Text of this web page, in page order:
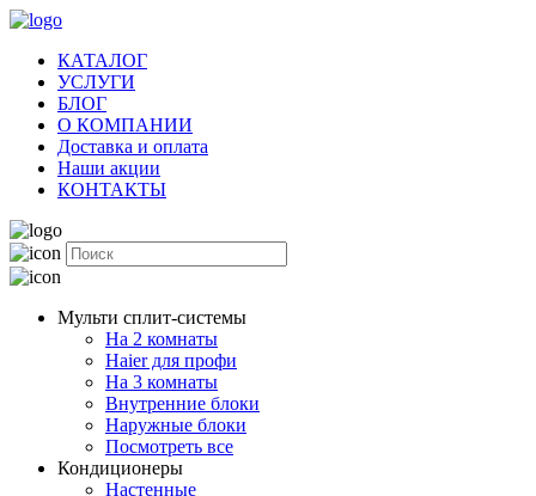
КАТАЛОГ
УСЛУГИ
БЛОГ
О КОМПАНИИ
Доставка и оплата
Наши акции
КОНТАКТЫ
Мульти сплит-системы
На 2 комнаты
Haier для профи
На 3 комнаты
Внутренние блоки
Наружные блоки
Посмотреть все
Кондиционеры
Настенные